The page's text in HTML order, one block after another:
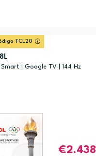
TCL20
Smart | Google TV | 144 Hz
2.438